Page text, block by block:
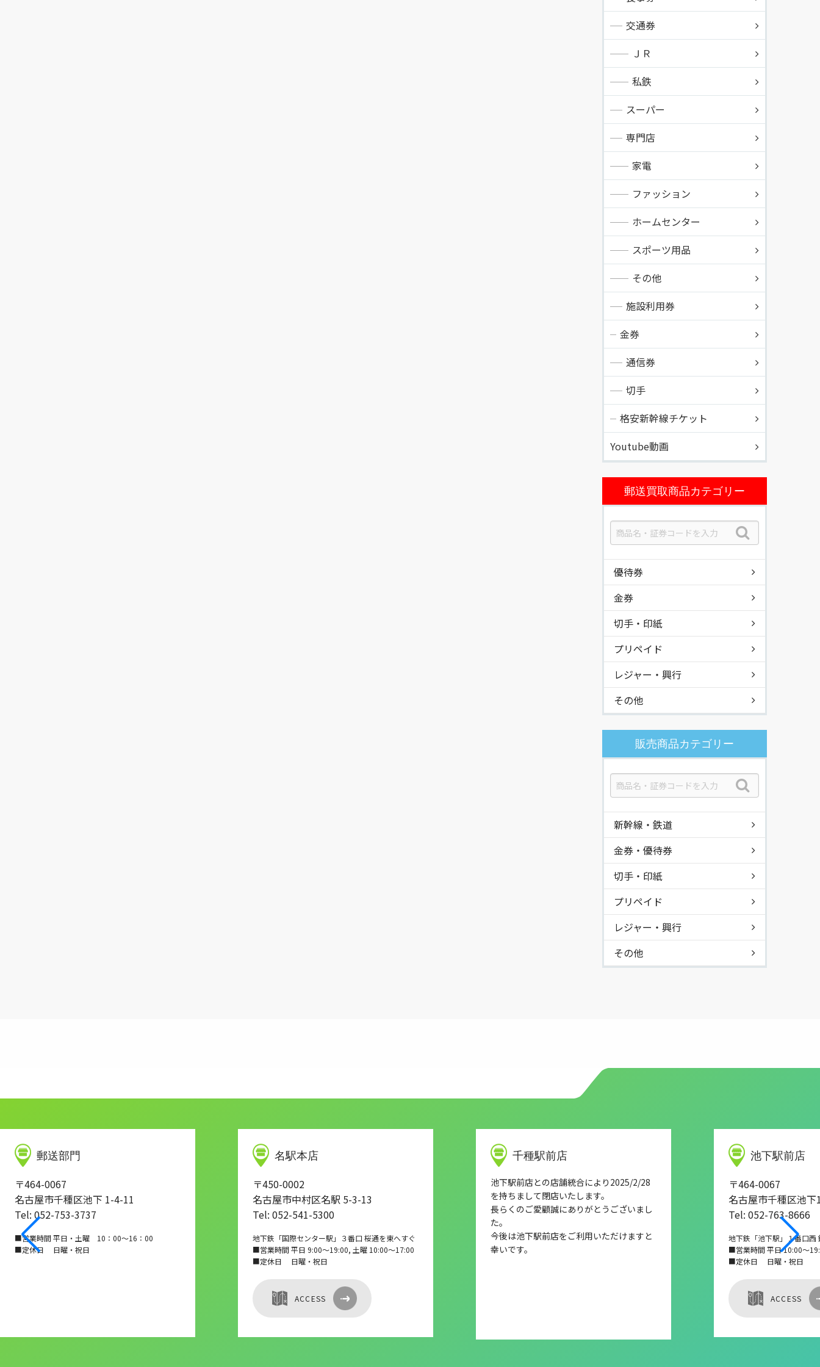
交通券
ＪＲ
私鉄
スーパー
専門店
家電
ファッション
ホームセンター
スポーツ用品
その他
施設利用券
金券
通信券
切手
格安新幹線チケット
Youtube動画
郵送買取商品カテゴリー
優待券
金券
切手・印紙
プリペイド
レジャー・興行
その他
販売商品カテゴリー
新幹線・鉄道
金券・優待券
切手・印紙
プリペイド
レジャー・興行
その他
郵送部門
〒464-0067
名古屋市千種区池下 1-4-11
Tel: 052-753-3737
■営業時間 平日・土曜 10：00～16：00
■定休日 日曜・祝日
名駅本店
〒450-0002
名古屋市中村区名駅 5-3-13
Tel: 052-541-5300
地下鉄「国際センター駅」３番口 桜通を東へすぐ
■営業時間 平日 9:00～19:00, 土曜 10:00～17:00
■定休日 日曜・祝日
ACCESS
千種駅前店
池下駅前店との店舗統合により2025/2/28
を持ちまして閉店いたします。
長らくのご愛顧誠にありがとうございまし
た。
今後は池下駅前店をご利用いただけますと
幸いです。
池下駅前店
〒464-0067
名古屋市千種区池
Tel: 052-763-8666
地下鉄「池下駅」１番口西
■営業時間 平日 10:00～
■定休日 日曜・祝日
ACCESS